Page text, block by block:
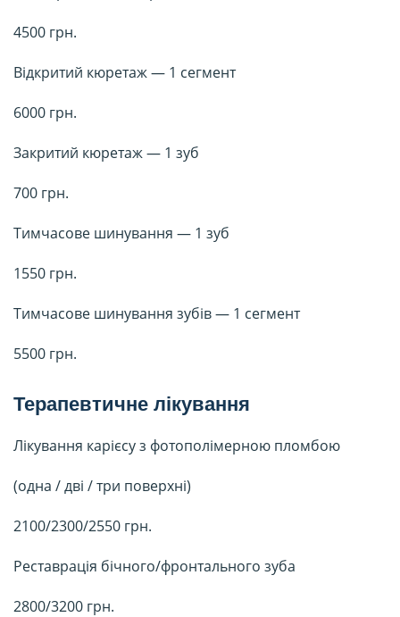
4500 грн.
Відкритий кюретаж — 1 сегмент
6000 грн.
Закритий кюретаж — 1 зуб
700 грн.
Тимчасове шинування — 1 зуб
1550 грн.
Тимчасове шинування зубів — 1 сегмент
5500 грн.
Терапевтичне лікування
Лікування карієсу з фотополімерною пломбою
(одна / дві / три поверхні)
2100/2300/2550 грн.
Реставрація бічного/фронтального зуба
2800/3200 грн.